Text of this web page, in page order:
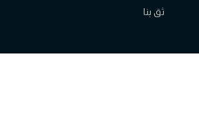
ثق بنا